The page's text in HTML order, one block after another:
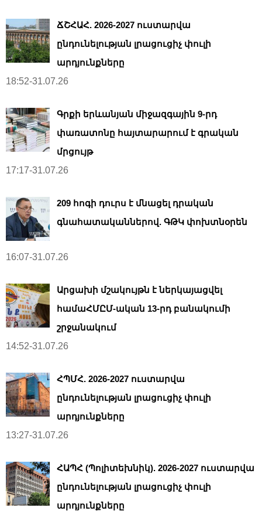
ՃՇՀԱՀ. 2026-2027 ուստարվա
ընդունելության լրացուցիչ փուլի
արդյունքները
18:52-31.07.26
Գրքի երևանյան միջազգային 9-րդ
փառատոնը հայտարարում է գրական
մրցույթ
17:17-31.07.26
209 հոգի դուրս է մնացել դրական
գնահատականներով. ԳԹԿ փոխտնօրեն
16:07-31.07.26
Արցախի մշակույթն է ներկայացվել
համաՀՄԸՄ-ական 13-րդ բանակումի
շրջանակում
14:52-31.07.26
ՀՊՄՀ. 2026-2027 ուստարվա
ընդունելության լրացուցիչ փուլի
արդյունքները
13:27-31.07.26
ՀԱՊՀ (Պոլիտեխնիկ). 2026-2027 ուստարվա
ընդունելության լրացուցիչ փուլի
արդյունքները